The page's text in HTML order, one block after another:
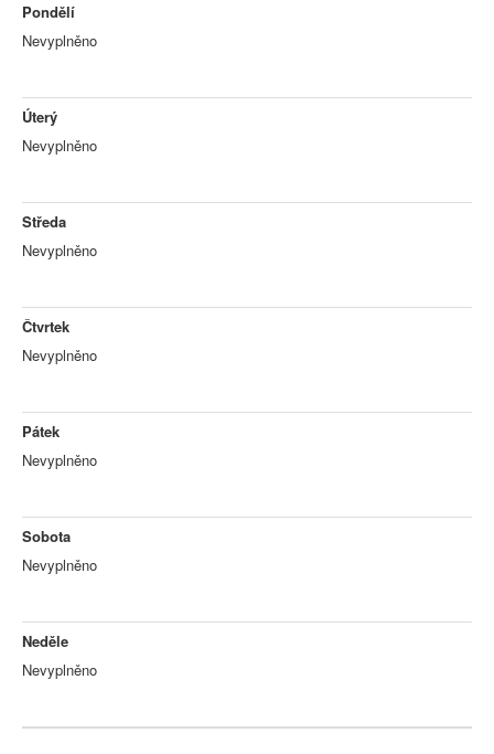
Pondělí
Nevyplněno
Úterý
Nevyplněno
Středa
Nevyplněno
Čtvrtek
Nevyplněno
Pátek
Nevyplněno
Sobota
Nevyplněno
Neděle
Nevyplněno